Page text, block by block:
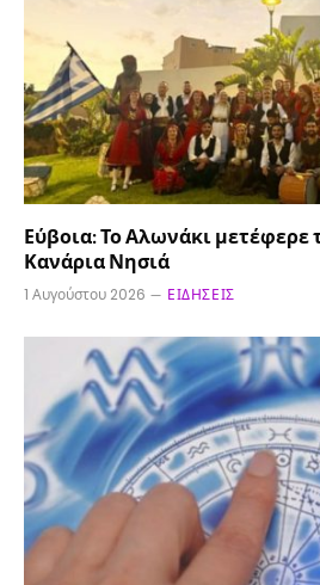
Εύβοια: Το Αλωνάκι μετέφερε
Κανάρια Νησιά
1 Αυγούστου 2026 ΕΙΔΉΣΕΙΣ